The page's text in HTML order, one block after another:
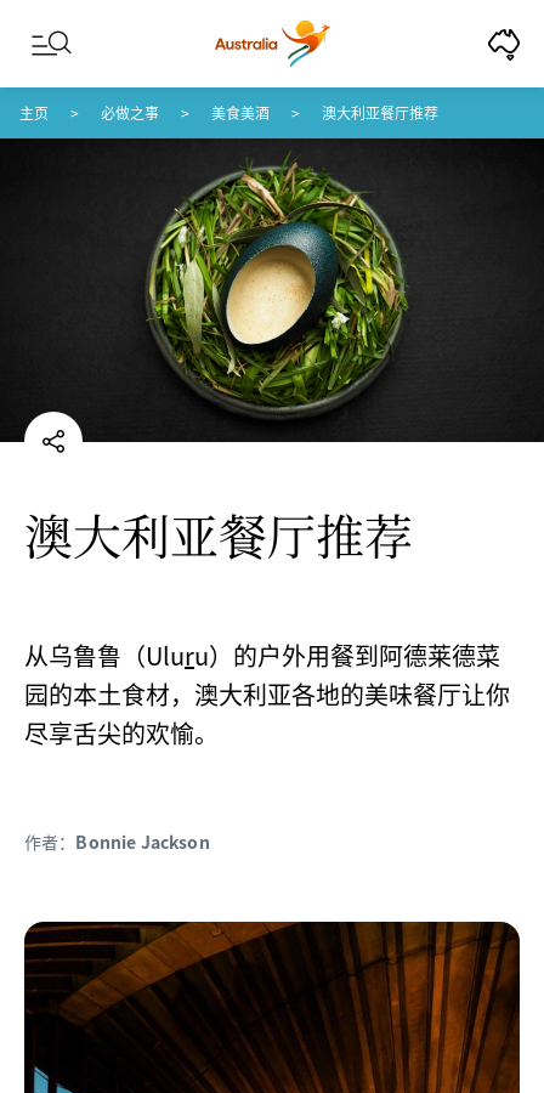
Skip to content
Skip to footer navigation
主页 必做之事 美食美酒 澳大利亚餐厅推荐
澳大利亚餐厅推荐
从乌鲁鲁（Uluru）的户外用餐到阿德莱德菜
园的本土食材，澳大利亚各地的美味餐厅让你
尽享舌尖的欢愉。
作者： Bonnie Jackson